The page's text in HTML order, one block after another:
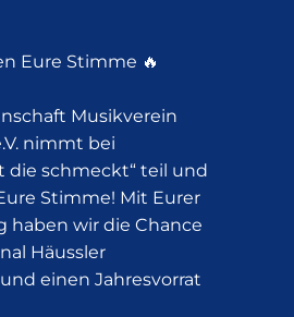
Eure Stimme 🔥
Musikverein
nimmt bei
die schmeckt“ teil und
Stimme! Mit Eurer
haben wir die Chance
Häussler
einen Jahresvorrat